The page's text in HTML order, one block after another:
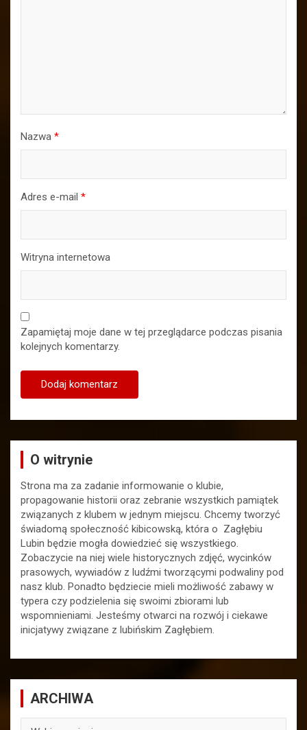
Nazwa *
Adres e-mail *
Witryna internetowa
Zapamiętaj moje dane w tej przeglądarce podczas pisania
kolejnych komentarzy.
O witrynie
Strona ma za zadanie informowanie o klubie,
propagowanie historii oraz zebranie wszystkich pamiątek
związanych z klubem w jednym miejscu. Chcemy tworzyć
świadomą społeczność kibicowską, która o Zagłębiu
Lubin będzie mogła dowiedzieć się wszystkiego.
Zobaczycie na niej wiele historycznych zdjęć, wycinków
prasowych, wywiadów z ludźmi tworzącymi podwaliny pod
nasz klub. Ponadto będziecie mieli możliwość zabawy w
typera czy podzielenia się swoimi zbiorami lub
wspomnieniami. Jesteśmy otwarci na rozwój i ciekawe
inicjatywy związane z lubińskim Zagłębiem.
ARCHIWA